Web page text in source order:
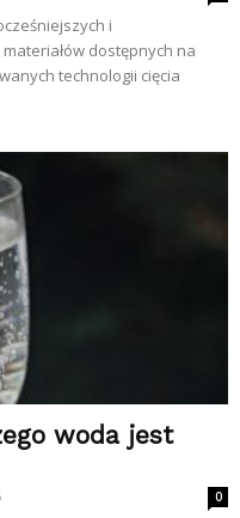
i
dostępnych na
technologii cięcia
woda jest
0